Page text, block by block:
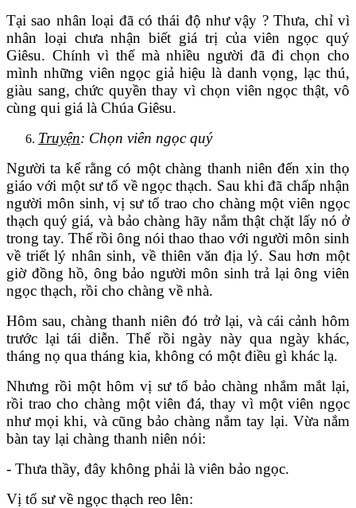
Tại sao nhân loại đã có thái độ như vậy ? Thưa, chỉ vì
nhân loại chưa nhận biết giá trị của viên ngọc quý
Giêsu. Chính vì thế mà nhiều người đã đi chọn cho
mình những viên ngọc giả hiệu là danh vọng, lạc thú,
giàu sang, chức quyền thay vì chọn viên ngọc thật, vô
cùng qui giá là Chúa Giêsu.
Truyện: Chọn viên ngọc quý
Người ta kể rằng có một chàng thanh niên đến xin thọ
giáo với một sư tổ về ngọc thạch. Sau khi đã chấp nhận
người môn sinh, vị sư tổ trao cho chàng một viên ngọc
thạch quý giá, và bảo chàng hãy nắm thật chặt lấy nó ở
trong tay. Thế rồi ông nói thao thao với người môn sinh
về triết lý nhân sinh, về thiên văn địa lý. Sau hơn một
giờ đồng hồ, ông bảo người môn sinh trả lại ông viên
ngọc thạch, rồi cho chàng về nhà.
Hôm sau, chàng thanh niên đó trở lại, và cái cảnh hôm
trước lại tái diễn. Thế rồi ngày này qua ngày khác,
tháng nọ qua tháng kia, không có một điều gì khác lạ.
Nhưng rồi một hôm vị sư tổ bảo chàng nhắm mắt lại,
rồi trao cho chàng một viên đá, thay vì một viên ngọc
như mọi khi, và cũng bảo chàng nắm tay lại. Vừa nắm
bàn tay lại chàng thanh niên nói:
- Thưa thầy, đây không phải là viên bảo ngọc.
Vị tổ sư về ngọc thạch reo lên: